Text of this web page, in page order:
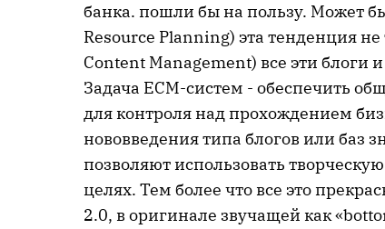
банка. пошли бы на пользу. Может
Resource Planning) эта тенденция
Content Management) все эти блоги
Задача ECM-систем - обеспечить
для контроля над прохождением
нововведения типа блогов или баз
позволяют использовать
целях. Тем более что все это
2.0, в оригинале звучащей как